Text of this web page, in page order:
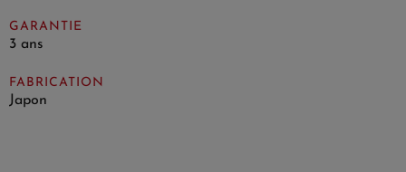
GARANTIE
3 ans
FABRICATION
Japon